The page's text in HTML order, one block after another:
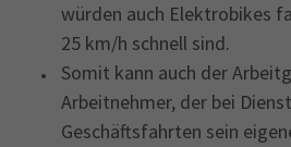
würden auch Elektrobikes
25 km/h schnell sind.
Somit kann auch der
Arbeitnehmer, der bei
Geschäftsfahrten sein